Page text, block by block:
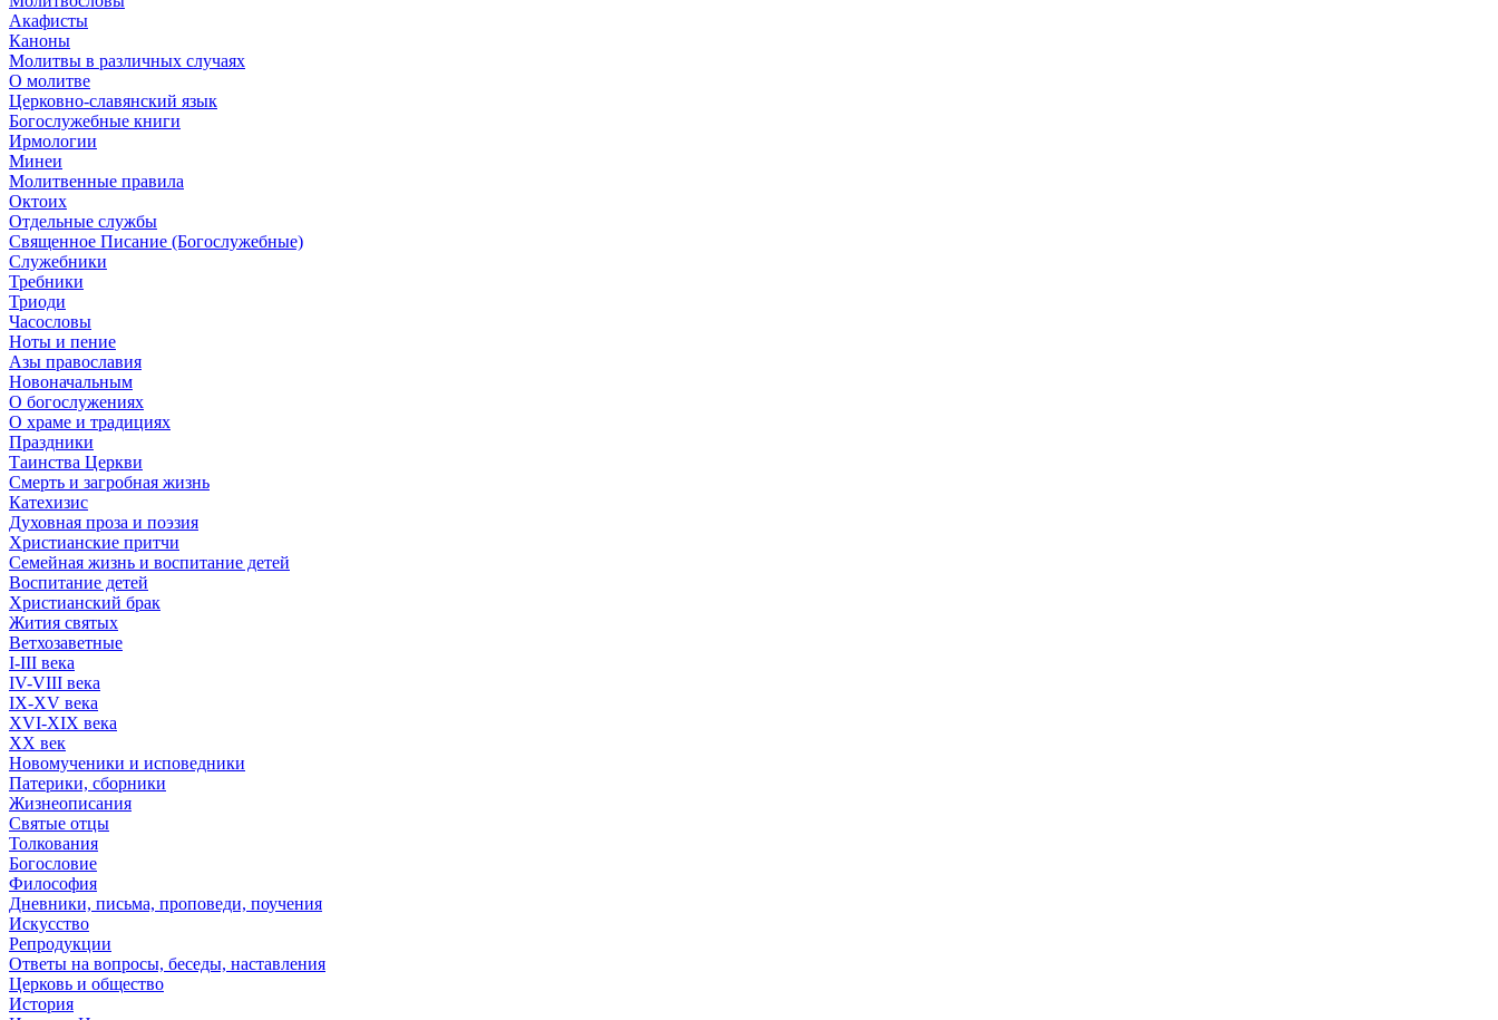
Акафисты
Каноны
Молитвы в различных случаях
О молитве
Церковно-славянский язык
Богослужебные книги
Ирмологии
Минеи
Молитвенные правила
Октоих
Отдельные службы
Священное Писание (Богослужебные)
Служебники
Требники
Триоди
Часословы
Ноты и пение
Азы православия
Новоначальным
О богослужениях
О храме и традициях
Праздники
Таинства Церкви
Смерть и загробная жизнь
Катехизис
Духовная проза и поэзия
Христианские притчи
Семейная жизнь и воспитание детей
Воспитание детей
Христианский брак
Жития святых
Ветхозаветные
I-III века
IV-VIII века
IX-XV века
XVI-XIX века
XX век
Новомученики и исповедники
Патерики, сборники
Жизнеописания
Святые отцы
Толкования
Богословие
Философия
Дневники, письма, проповеди, поучения
Искусство
Репродукции
Ответы на вопросы, беседы, наставления
Церковь и общество
История